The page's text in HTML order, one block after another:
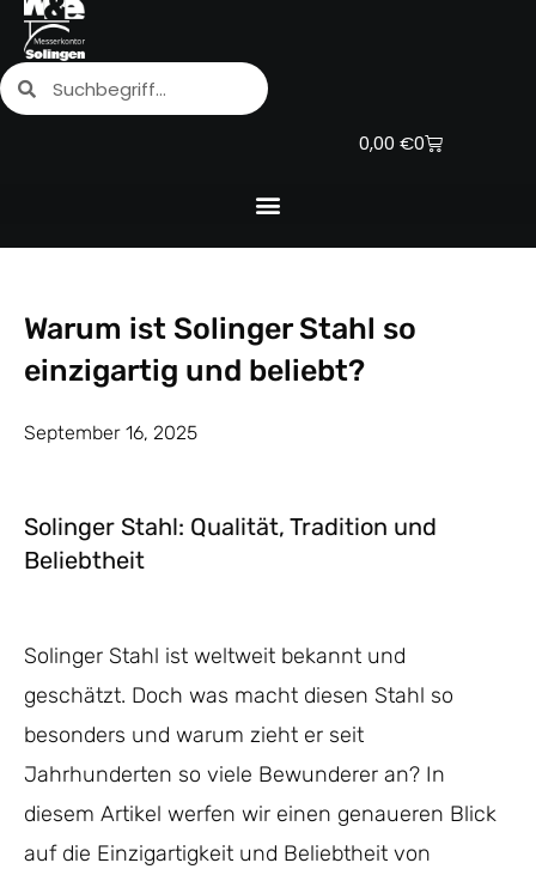
Zum
Inhalt
springen
SucheSuche
0,00 €0
Warenkorb
Warum ist Solinger Stahl so
einzigartig und beliebt?
September 16, 2025
Solinger Stahl: Qualität, Tradition und
Beliebtheit
Solinger Stahl ist weltweit bekannt und
geschätzt. Doch was macht diesen Stahl so
besonders und warum zieht er seit
Jahrhunderten so viele Bewunderer an? In
diesem Artikel werfen wir einen genaueren Blick
auf die Einzigartigkeit und Beliebtheit von